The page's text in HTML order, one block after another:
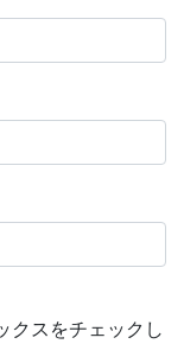
クスをチェックし